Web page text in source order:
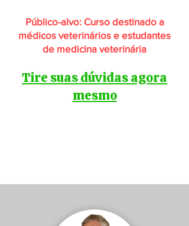
Público-alvo: Curso destinado a
médicos veterinários e estudantes
de medicina veterinária
Tire suas dúvidas agora
mesmo